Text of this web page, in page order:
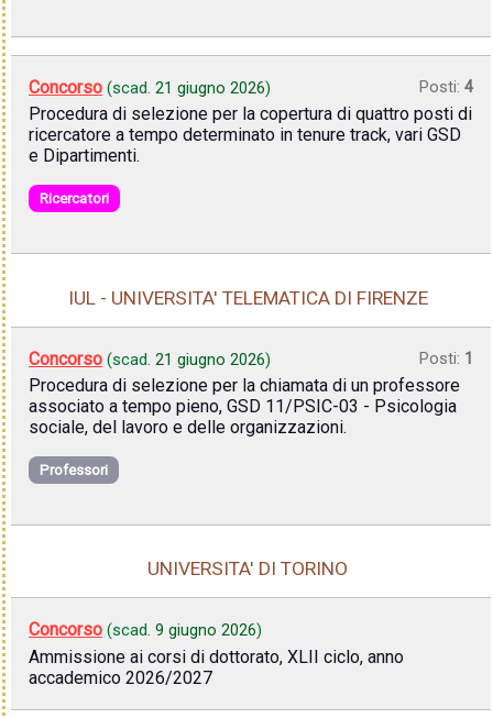
Concorso (scad. 21 giugno 2026) Posti: 4
Procedura di selezione per la copertura di quattro posti di
ricercatore a tempo determinato in tenure track, vari GSD
e Dipartimenti.
Ricercatori
IUL - UNIVERSITA' TELEMATICA DI FIRENZE
Concorso (scad. 21 giugno 2026) Posti: 1
Procedura di selezione per la chiamata di un professore
associato a tempo pieno, GSD 11/PSIC-03 - Psicologia
sociale, del lavoro e delle organizzazioni.
Professori
UNIVERSITA' DI TORINO
Concorso (scad. 9 giugno 2026)
Ammissione ai corsi di dottorato, XLII ciclo, anno
accademico 2026/2027